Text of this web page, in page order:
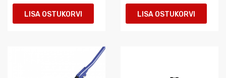
LISA OSTUKORVI LISA OSTUKORVI